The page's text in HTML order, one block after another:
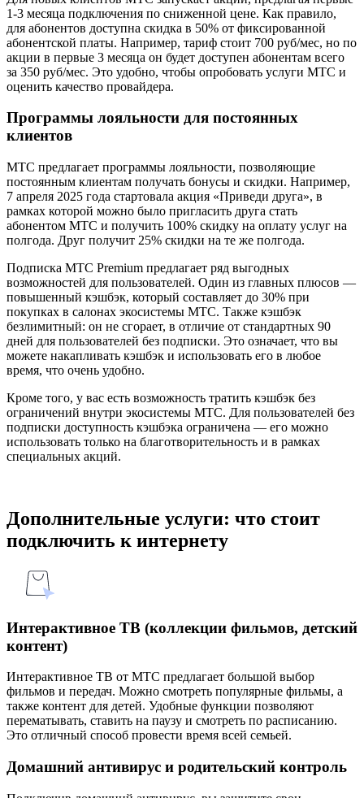
1-3 месяца подключения по сниженной цене. Как правило,
для абонентов доступна скидка в 50% от фиксированной
абонентской платы. Например, тариф стоит 700 руб/мес, но по
акции в первые 3 месяца он будет доступен абонентам всего
за 350 руб/мес. Это удобно, чтобы опробовать услуги МТС и
оценить качество провайдера.
Программы лояльности для постоянных
клиентов
МТС предлагает программы лояльности, позволяющие
постоянным клиентам получать бонусы и скидки. Например,
7 апреля 2025 года стартовала акция «Приведи друга», в
рамках которой можно было пригласить друга стать
абонентом МТС и получить 100% скидку на оплату услуг на
полгода. Друг получит 25% скидки на те же полгода.
Подписка МТС Premium предлагает ряд выгодных
возможностей для пользователей. Один из главных плюсов —
повышенный кэшбэк, который составляет до 30% при
покупках в салонах экосистемы МТС. Также кэшбэк
безлимитный: он не сгорает, в отличие от стандартных 90
дней для пользователей без подписки. Это означает, что вы
можете накапливать кэшбэк и использовать его в любое
время, что очень удобно.
Кроме того, у вас есть возможность тратить кэшбэк без
ограничений внутри экосистемы МТС. Для пользователей без
подписки доступность кэшбэка ограничена — его можно
использовать только на благотворительность и в рамках
специальных акций.
Дополнительные услуги: что стоит
подключить к интернету
Интерактивное ТВ (коллекции фильмов, детский
контент)
Интерактивное ТВ от МТС предлагает большой выбор
фильмов и передач. Можно смотреть популярные фильмы, а
также контент для детей. Удобные функции позволяют
перематывать, ставить на паузу и смотреть по расписанию.
Это отличный способ провести время всей семьей.
Домашний антивирус и родительский контроль